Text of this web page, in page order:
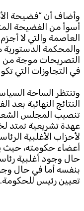
وأضاف أن “فضيحة
أسوأ من الفضيحة
العاصمة والتي لا
والمحكمة
التصريحات موجة من
في التجاوزات التي
وتنتظر الساحة
النتائج النهائية
تنصيب المجلس
عهدة تشريعية
لأحزاب الأغلبية
أعضاء حكومته، حيث
حال وجود أغلبية
بنفسه أما في حال
تعيين رئيس للحكومة.